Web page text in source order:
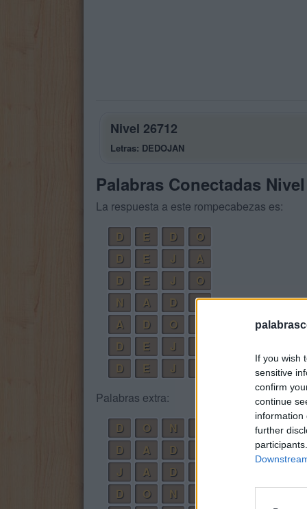
If you wish
sensitive
confirm
continue
information
further
Nivel 26712
Letras: DEDOJAN
Palabras Conectadas
La respuesta a este rompecabezas es:
D
E D
O
D
E J
A
D
E J
O
N
A D
O
A
D O
E
D
E J
D
E J D
O
Palabras extra:
D
O N
D
A D
J
A D
D
O N